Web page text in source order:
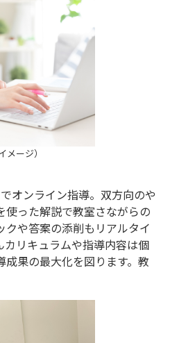
ージ）
オンライン指導。双方向のや
使った解説で教室さながらの
や答案の添削もリアルタイ
リキュラムや指導内容は個
成果の最大化を図ります。教